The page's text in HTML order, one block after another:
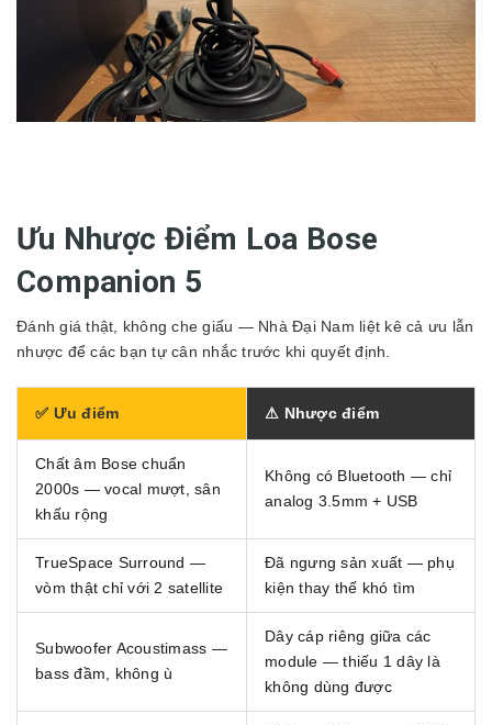
Ưu Nhược Điểm Loa Bose
Companion 5
Đánh giá thật, không che giấu — Nhà Đại Nam liệt kê cả ưu lẫn
nhược để các bạn tự cân nhắc trước khi quyết định.
✅ Ưu điểm ⚠ Nhược điểm
Chất âm Bose chuẩn
2000s — vocal mượt, sân
khấu rộng
Không có Bluetooth — chỉ
analog 3.5mm + USB
TrueSpace Surround —
vòm thật chỉ với 2 satellite
Đã ngưng sản xuất — phụ
kiện thay thế khó tìm
Subwoofer Acoustimass —
bass đầm, không ù
Dây cáp riêng giữa các
module — thiếu 1 dây là
không dùng được